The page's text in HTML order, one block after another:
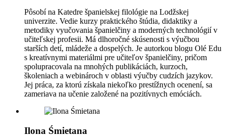
Pôsobí na Katedre španielskej filológie na Lodžskej
univerzite. Vedie kurzy praktického štúdia, didaktiky a
metodiky vyučovania španielčiny a moderných technológií v
učiteľskej profesii. Má dlhoročné skúsenosti s výučbou
starších detí, mládeže a dospelých. Je autorkou blogu Olé Edu
s kreatívnymi materiálmi pre učiteľov španielčiny, pričom
spolupracovala na mnohých publikáciách, kurzoch,
školeniach a webinároch v oblasti výučby cudzích jazykov.
Jej práca, za ktorú získala niekoľko prestížnych ocenení, sa
zameriava na učenie založené na pozitívnych emóciách.
Ilona Śmietana